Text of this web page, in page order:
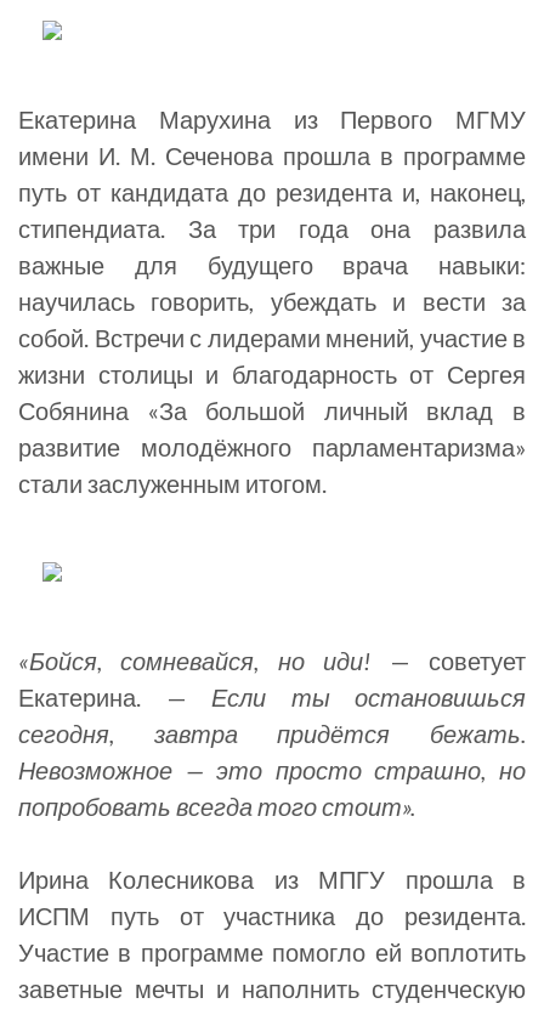
Екатерина Марухина из Первого МГМУ
имени И. М. Сеченова прошла в программе
путь от кандидата до резидента и, наконец,
стипендиата. За три года она развила
важные для будущего врача навыки:
научилась говорить, убеждать и вести за
собой. Встречи с лидерами мнений, участие в
жизни столицы и благодарность от Сергея
Собянина «За большой личный вклад в
развитие молодёжного парламентаризма»
стали заслуженным итогом.
«Бойся, сомневайся, но иди! — советует
Екатерина. — Если ты остановишься
сегодня, завтра придётся бежать.
Невозможное — это просто страшно, но
попробовать всегда того стоит».
Ирина Колесникова из МПГУ прошла в
ИСПМ путь от участника до резидента.
Участие в программе помогло ей воплотить
заветные мечты и наполнить студенческую